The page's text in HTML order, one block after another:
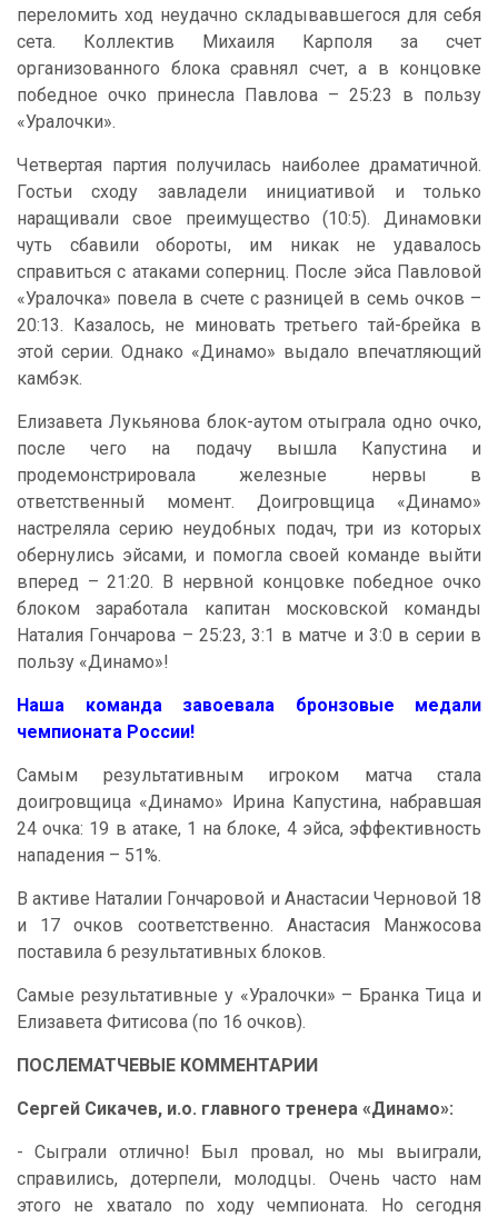
переломить ход неудачно складывавшегося для себя
сета. Коллектив Михаиля Карполя за счет
организованного блока сравнял счет, а в концовке
победное очко принесла Павлова – 25:23 в пользу
«Уралочки».
Четвертая партия получилась наиболее драматичной.
Гостьи сходу завладели инициативой и только
наращивали свое преимущество (10:5). Динамовки
чуть сбавили обороты, им никак не удавалось
справиться с атаками соперниц. После эйса Павловой
«Уралочка» повела в счете с разницей в семь очков –
20:13. Казалось, не миновать третьего тай-брейка в
этой серии. Однако «Динамо» выдало впечатляющий
камбэк.
Елизавета Лукьянова блок-аутом отыграла одно очко,
после чего на подачу вышла Капустина и
продемонстрировала железные нервы в
ответственный момент. Доигровщица «Динамо»
настреляла серию неудобных подач, три из которых
обернулись эйсами, и помогла своей команде выйти
вперед – 21:20. В нервной концовке победное очко
блоком заработала капитан московской команды
Наталия Гончарова – 25:23, 3:1 в матче и 3:0 в серии в
пользу «Динамо»!
Наша команда завоевала бронзовые медали
чемпионата России!
Самым результативным игроком матча стала
доигровщица «Динамо» Ирина Капустина, набравшая
24 очка: 19 в атаке, 1 на блоке, 4 эйса, эффективность
нападения – 51%.
В активе Наталии Гончаровой и Анастасии Черновой 18
и 17 очков соответственно. Анастасия Манжосова
поставила 6 результативных блоков.
Самые результативные у «Уралочки» – Бранка Тица и
Елизавета Фитисова (по 16 очков).
ПОСЛЕМАТЧЕВЫЕ КОММЕНТАРИИ
Сергей Сикачев, и.о. главного тренера «Динамо»:
- Сыграли отлично! Был провал, но мы выиграли,
справились, дотерпели, молодцы. Очень часто нам
этого не хватало по ходу чемпионата. Но сегодня